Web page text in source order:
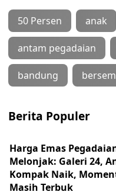
50 Persen anak
antam pegadaian
bandung
Berita Populer
Harga Emas
Melonjak: Galeri 24,
Kompak Naik,
Masih Terbuk